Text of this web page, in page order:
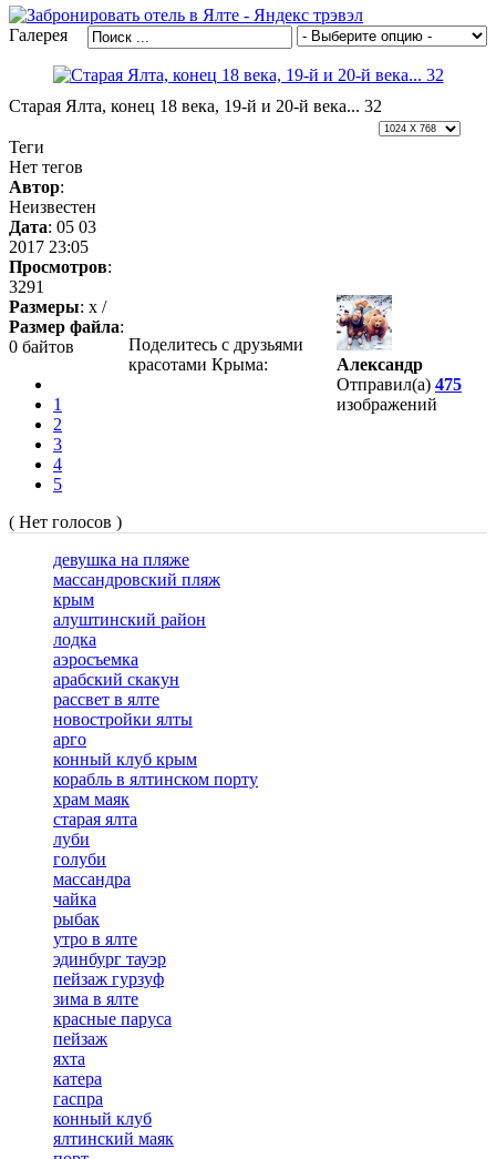
Галерея
Старая Ялта, конец 18 века, 19-й и 20-й века... 32
Теги
Нет тегов
Автор:
Неизвестен
Дата: 05 03
2017 23:05
Просмотров:
3291
Размеры: x /
Размер файла:
0 байтов
1
2
3
4
5
( Нет голосов )
Поделитесь с друзьями
красотами Крыма:
Александр
Отправил(а) 475
изображений
девушка на пляже
массандровский пляж
крым
алуштинский район
лодка
аэросъемка
арабский скакун
рассвет в ялте
новостройки ялты
арго
конный клуб крым
корабль в ялтинском порту
храм маяк
старая ялта
луби
голуби
массандра
чайка
рыбак
утро в ялте
эдинбург тауэр
пейзаж гурзуф
зима в ялте
красные паруса
пейзаж
яхта
катера
гаспра
конный клуб
ялтинский маяк